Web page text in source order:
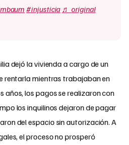
#injusticia ♬ original
dejó la vivienda a cargo de un
rentarla mientras trabajaban en
años, los pagos se realizaron con
los inquilinos dejaron de pagar
del espacio sin autorización. A
el proceso no prosperó